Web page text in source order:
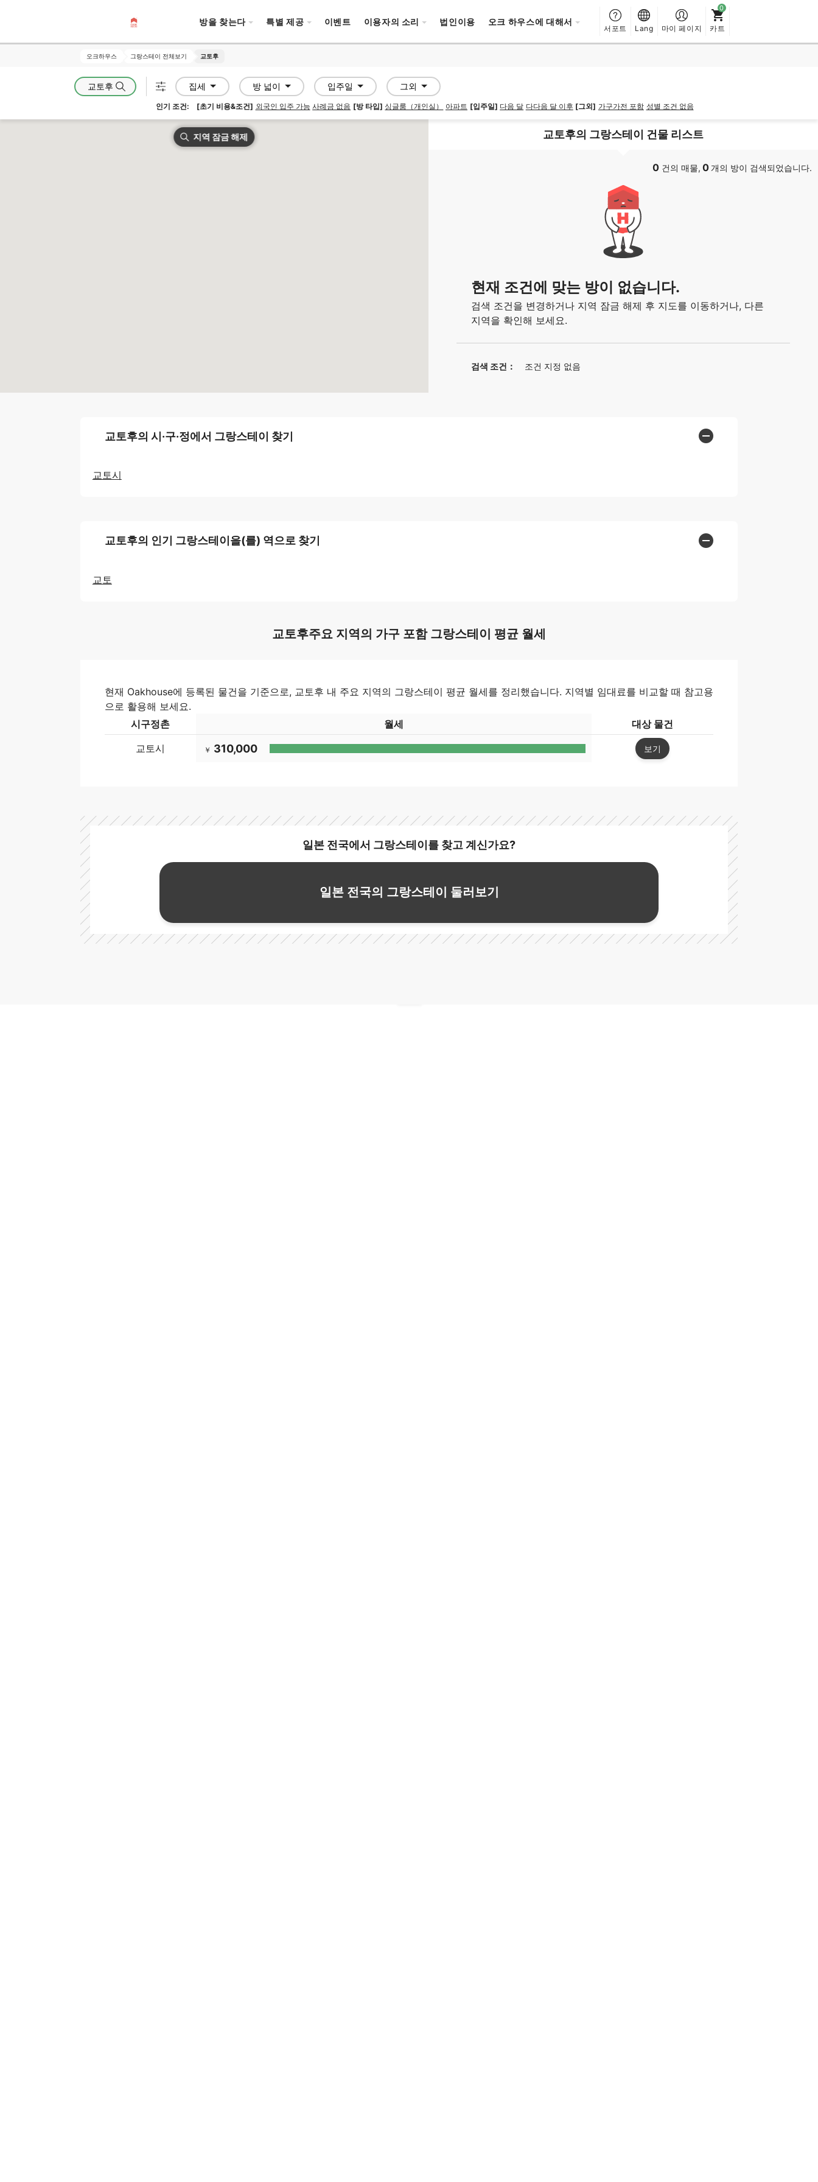
방을 찾는다 특별 제공 이벤트 이용자의 소리 법인이용 오크 하우스에 대해서
서포트 Lang 마이 페이지 카트
오크하우스 그랑스테이 전체보기 교토후
교토후 집세 방 넓이 입주일 그외
인기 조건: [초기 비용&조건] 외국인 입주 가능 사례금 없음 [방 타입] 싱글룸（개인실） 아파트 [입주일] 다음 달 다다음 달 이후 [그외] 가구가전 포함 성별 조건 없음
0 건의 매물, 0 개의 방이 검색되었습니다.
지역 잠금 해제 교토후의 그랑스테이 건물 리스트
현재 조건에 맞는 방이 없습니다.
검색 조건을 변경하거나 지역 잠금 해제 후 지도를 이동하거나, 다른
지역을 확인해 보세요.
검색 조건： 조건 지정 없음
교토후의 시·구·정에서 그랑스테이 찾기
교토시
교토후의 인기 그랑스테이을(를) 역으로 찾기
교토
교토후주요 지역의 가구 포함 그랑스테이 평균 월세
현재 Oakhouse에 등록된 물건을 기준으로, 교토후 내 주요 지역의 그랑스테이 평균 월세를 정리했습니다. 지역별 임대료를 비교할 때 참고용
으로 활용해 보세요.
시구정촌
월세
대상 물건
교토시
￥ 310,000 보기
일본 전국에서 그랑스테이를 찾고 계신가요?
일본 전국의 그랑스테이 둘러보기
오크하우스 그랑스테이 전체보기 교토후